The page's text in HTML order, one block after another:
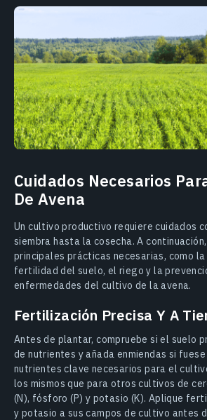
Cuidados Necesarios
De Avena
Un cultivo productivo requiere cuidados
siembra hasta la cosecha. A
principales prácticas necesarias, como
fertilidad del suelo, el riego y la
enfermedades del cultivo de la avena.
Fertilización Precisa Y A
Antes de plantar, compruebe si el suelo
de nutrientes y añada enmiendas si
nutrientes clave necesarios para el
los mismos que para otros cultivos de
(N), fósforo (P) y potasio (K). Aplique
y potasio a sus campos de cultivo antes